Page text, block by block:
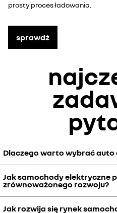
prosty proces ładowania.
sprawdź
Dlaczego warto wybrać auto
Samochody elektryczne są
szkodliwych spalin. Dodatkowo są
eksploatacji, nie generują
moment obrotowy przy każdym
Jak samochody elektryczne
zrównoważonego rozwoju?
Samochody elektryczne generują
Jak rozwija się rynek